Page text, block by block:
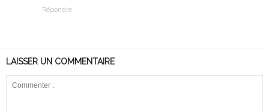
Répondre
LAISSER UN COMMENTAIRE